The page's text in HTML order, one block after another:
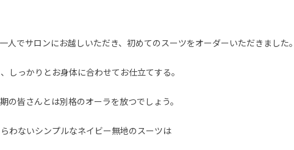
人でサロンにお越しいただき、初めてのスーツをオーダーいただきました。
しっかりとお身体に合わせてお仕立てする。
の皆さんとは別格のオーラを放つでしょう。
わないシンプルなネイビー無地のスーツは